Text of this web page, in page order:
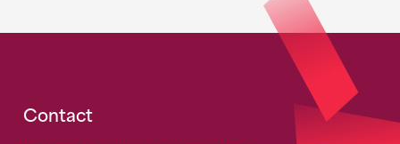
Fusszeile
Contact